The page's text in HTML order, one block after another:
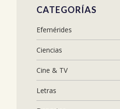
CATEGORÍAS
Efemérides
Ciencias
Cine & TV
Letras